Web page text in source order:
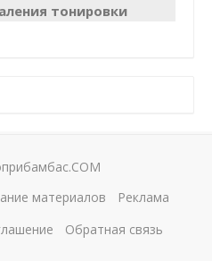
тонировки
материалов
Реклама
Обратная связь